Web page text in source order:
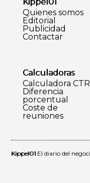
Quienes somos
Editorial
Publicidad
Contactar
Calculadoras
Calculadora CTR
Diferencia
porcentual
Coste de
reuniones
Kippel01 El diario del